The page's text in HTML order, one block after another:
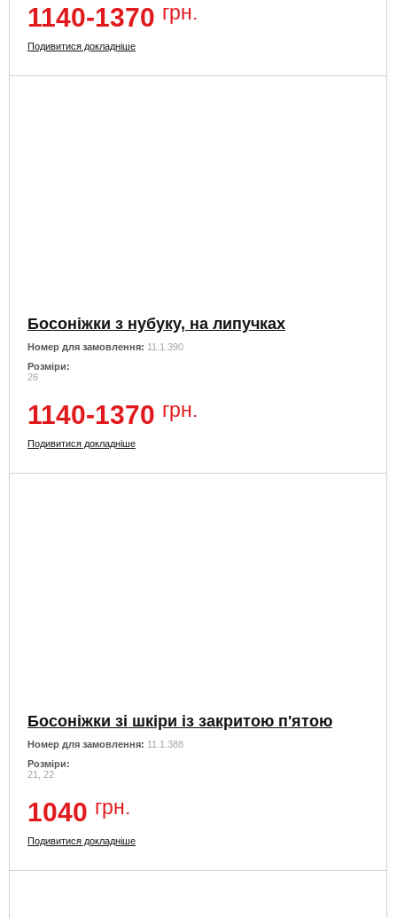
1140-1370 грн.
Подивитися докладніше
Босоніжки з нубуку, на липучках
Номер для замовлення: 11.1.390
Розміри:
26
1140-1370 грн.
Подивитися докладніше
Босоніжки зі шкіри із закритою п'ятою
Номер для замовлення: 11.1.388
Розміри:
21, 22
1040 грн.
Подивитися докладніше